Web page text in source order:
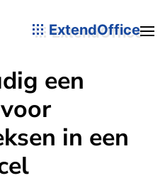
ExtendOffice
een
in een